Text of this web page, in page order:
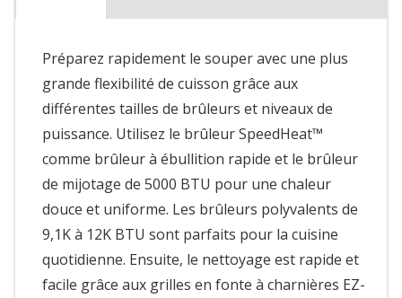
Préparez rapidement le souper avec une plus
grande flexibilité de cuisson grâce aux
différentes tailles de brûleurs et niveaux de
puissance. Utilisez le brûleur SpeedHeat™
comme brûleur à ébullition rapide et le brûleur
de mijotage de 5000 BTU pour une chaleur
douce et uniforme. Les brûleurs polyvalents de
9,1K à 12K BTU sont parfaits pour la cuisine
quotidienne. Ensuite, le nettoyage est rapide et
facile grâce aux grilles en fonte à charnières EZ-